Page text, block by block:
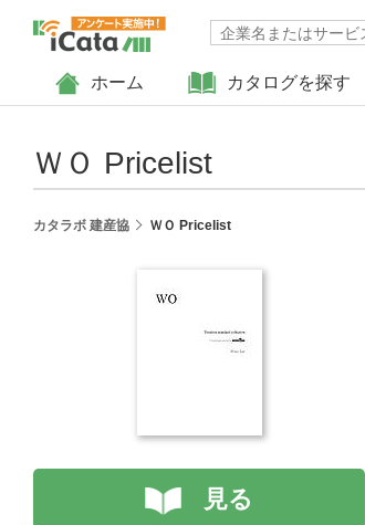
ホーム カタログを探す
ＷＯ Pricelist
カタラボ 建産協 ＷＯ Pricelist
見る